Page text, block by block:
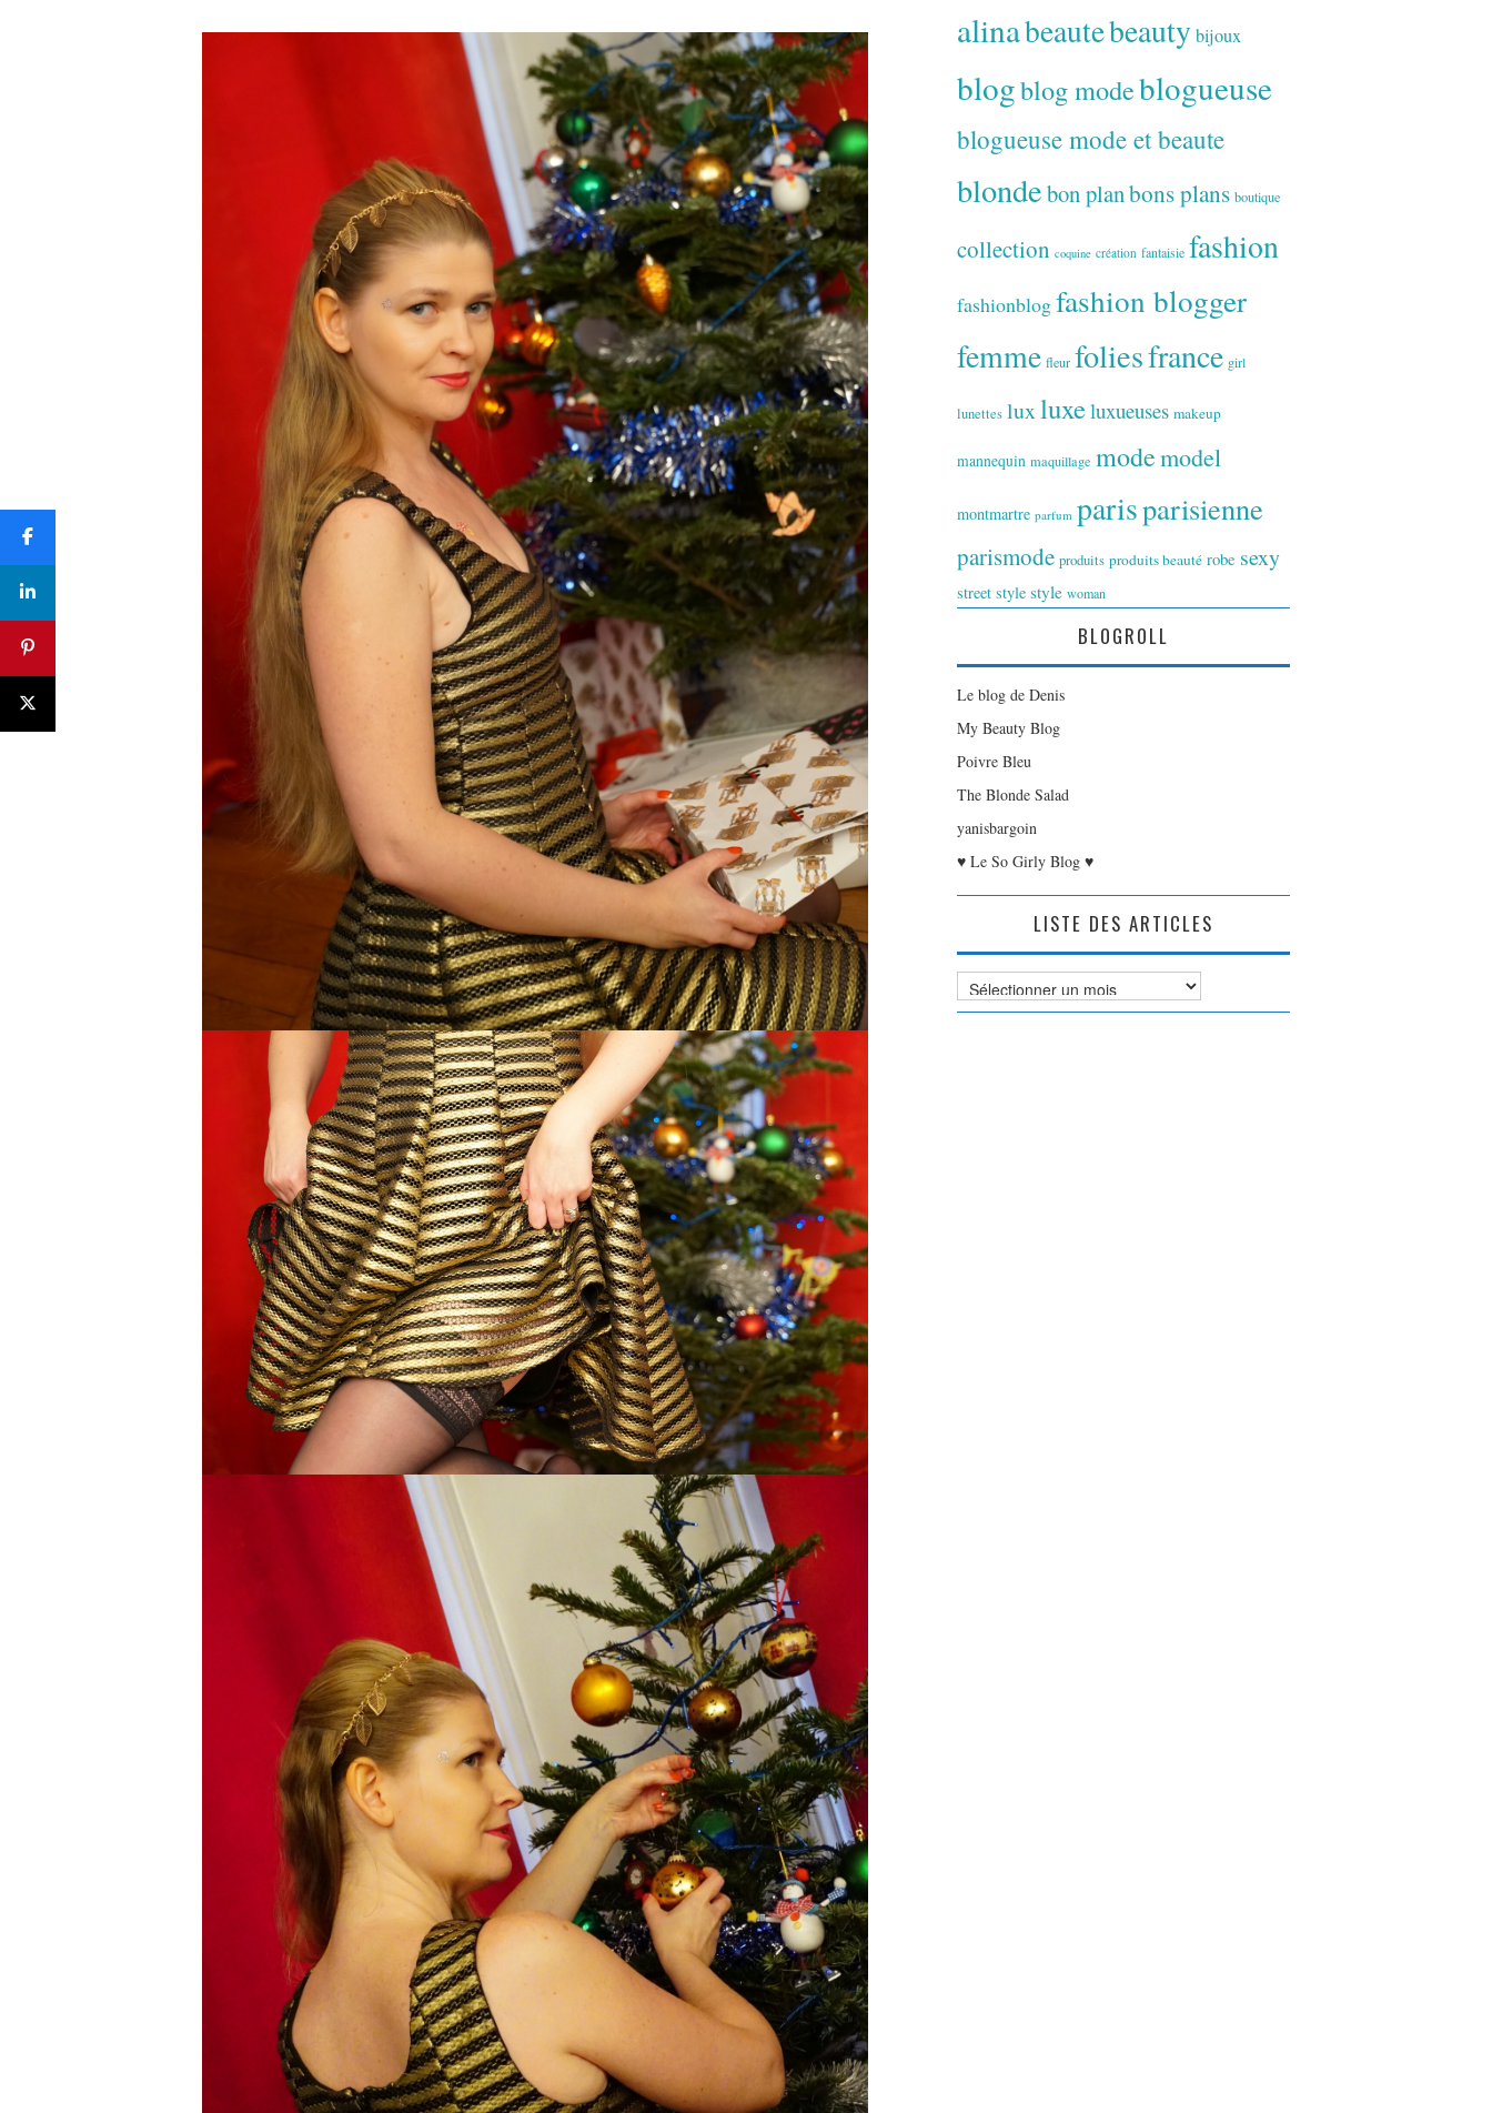
alinabeautebeauty bijoux
blogblog modeblogueuse
blogueuse mode et beaute
blondebon planbons plans boutique
collection coquine création fantaisie fashion
fashionblogfashion blogger
femme fleur foliesfrance girl
lunettes luxluxeluxueuses makeup
mannequin maquillage modemodel
montmartre parfum parisparisienne
parismode produits produits beauté robe sexy
street style style woman
BLOGROLL
Le blog de Denis
My Beauty Blog
Poivre Bleu
The Blonde Salad
yanisbargoin
♥ Le So Girly Blog ♥
LISTE DES ARTICLES
Liste
des